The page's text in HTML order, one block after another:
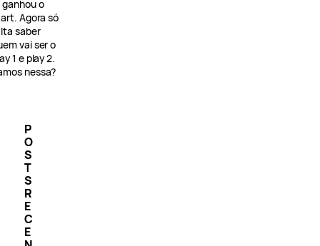
ganhou o
Agora só
saber
vai ser o
1 e play 2.
nessa?
P
O
S
T
S
R
E
C
E